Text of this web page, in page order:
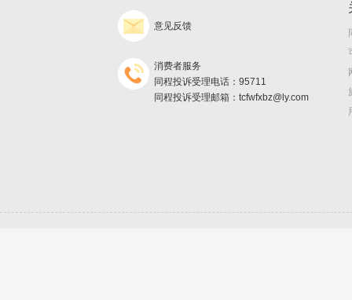
意见反馈
消费者服务
同程投诉受理电话：95711
同程投诉受理邮箱：tcfwfxbz@ly.com